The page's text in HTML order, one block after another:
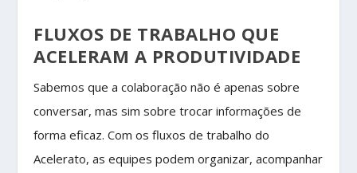
FLUXOS DE TRABALHO QUE
ACELERAM A PRODUTIVIDADE
Sabemos que a colaboração não é apenas sobre
conversar, mas sim sobre trocar informações de
forma eficaz. Com os fluxos de trabalho do
Acelerato, as equipes podem organizar, acompanhar